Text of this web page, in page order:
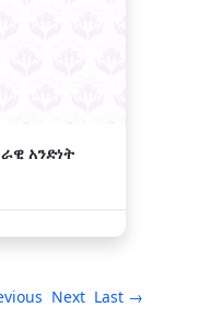
አንድነት
Next Last →